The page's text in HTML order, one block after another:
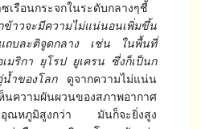
เรือนกระจกในระดับกลางๆชี้
าวจะมีความไม่แน่นอนเพิ่มขึ้น
แถบละติจูดกลาง เช่น ในพื้นที่
มริกา ยุโรป ยูเครน ซึ่งก็เป็นก
น้ำของโลกดูจากความไม่แน่น
ความผันผวนของสภาพอากาศ
อุณหภูมิสูงกว่า มันก็จะยิ่งสูง